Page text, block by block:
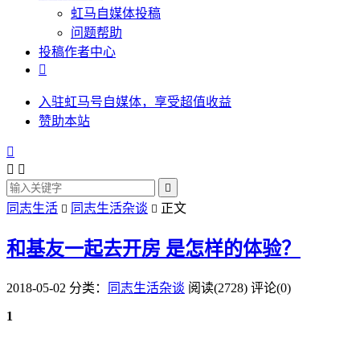
虹马自媒体投稿
问题帮助
投稿作者中心

入驻虹马号自媒体，享受超值收益
赞助本站

 

同志生活  同志生活杂谈  正文
和基友一起去开房 是怎样的体验？
2018-05-02 分类： 同志生活杂谈 阅读(2728) 评论(0)
1